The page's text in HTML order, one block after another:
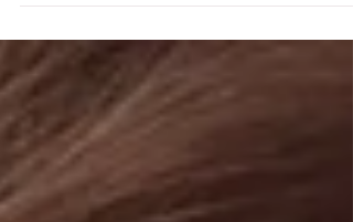
verbringen um so mehr halten wir dies was
dort präsentiert wird für die Realität.